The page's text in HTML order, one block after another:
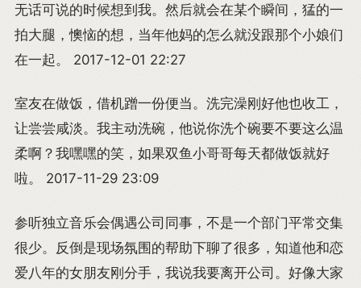
无话可说的时候想到我。然后就会在某个瞬间，猛的一
拍大腿，懊恼的想，当年他妈的怎么就没跟那个小娘们
在一起。 2017-12-01 22:27
室友在做饭，借机蹭一份便当。洗完澡刚好他也收工，
让尝尝咸淡。我主动洗碗，他说你洗个碗要不要这么温
柔啊？我嘿嘿的笑，如果双鱼小哥哥每天都做饭就好
啦。 2017-11-29 23:09
参听独立音乐会偶遇公司同事，不是一个部门平常交集
很少。反倒是现场氛围的帮助下聊了很多，知道他和恋
爱八年的女朋友刚分手，我说我要离开公司。好像大家